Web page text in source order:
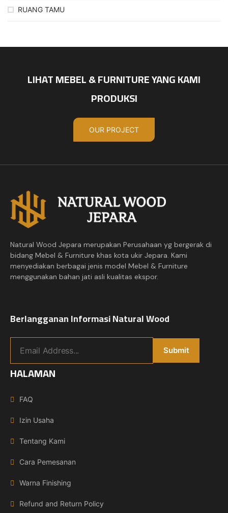
RUANG TAMU
LIHAT MEBEL & FURNITURE YANG KAMI
PRODUKSI
OUR PROJECT
Natural Wood Jepara merupakan Perusahaan yg bergerak di
bidang Mebel & Furniture khas kota ukir Jepara. Kami
menyediakan berbagai jenis model Mebel & Furniture
menggunakan bahan jati asli kualitas ekspor.
Berlangganan Informasi Natural Wood
HALAMAN
FAQ
Izin Usaha
Tentang Kami
Cara Pemesanan
Warna Finishing
Refund and Return Policy